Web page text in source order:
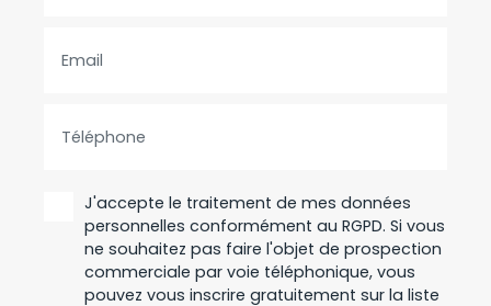
Email
Téléphone
J'accepte le traitement de mes données
personnelles conformément au RGPD. Si vous
ne souhaitez pas faire l'objet de prospection
commerciale par voie téléphonique, vous
pouvez vous inscrire gratuitement sur la liste